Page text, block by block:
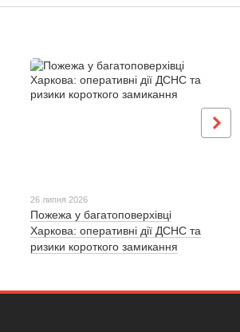
26 липня 2026
Пожежа у багатоповерхівці
Харкова: оперативні дії ДСНС та
ризики короткого замикання